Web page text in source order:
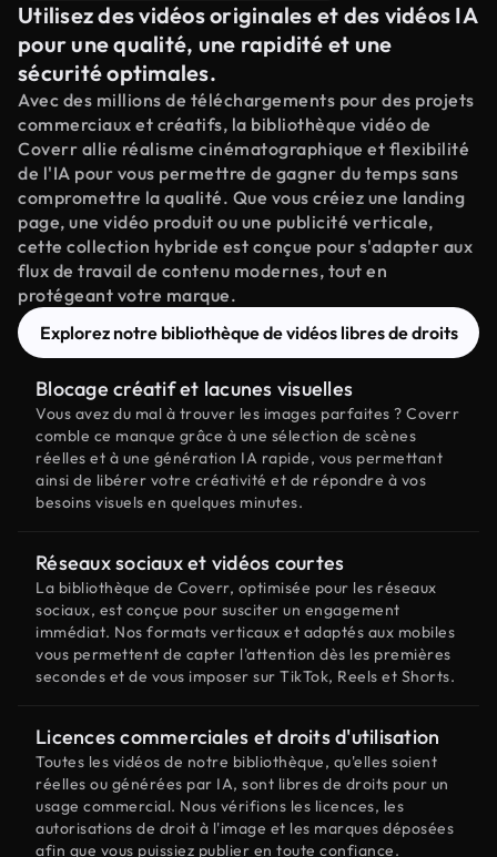
Utilisez des vidéos originales et des vidéos IA
pour une qualité, une rapidité et une
sécurité optimales.
Avec des millions de téléchargements pour des projets
commerciaux et créatifs, la bibliothèque vidéo de
Coverr allie réalisme cinématographique et flexibilité
de l'IA pour vous permettre de gagner du temps sans
compromettre la qualité. Que vous créiez une landing
page, une vidéo produit ou une publicité verticale,
cette collection hybride est conçue pour s'adapter aux
flux de travail de contenu modernes, tout en
protégeant votre marque.
Explorez notre bibliothèque de vidéos libres de droits
Blocage créatif et lacunes visuelles
Vous avez du mal à trouver les images parfaites ? Coverr
comble ce manque grâce à une sélection de scènes
réelles et à une génération IA rapide, vous permettant
ainsi de libérer votre créativité et de répondre à vos
besoins visuels en quelques minutes.
Réseaux sociaux et vidéos courtes
La bibliothèque de Coverr, optimisée pour les réseaux
sociaux, est conçue pour susciter un engagement
immédiat. Nos formats verticaux et adaptés aux mobiles
vous permettent de capter l'attention dès les premières
secondes et de vous imposer sur TikTok, Reels et Shorts.
Licences commerciales et droits d'utilisation
Toutes les vidéos de notre bibliothèque, qu'elles soient
réelles ou générées par IA, sont libres de droits pour un
usage commercial. Nous vérifions les licences, les
autorisations de droit à l'image et les marques déposées
afin que vous puissiez publier en toute confiance.